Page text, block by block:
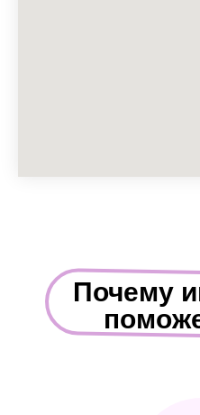
Почему